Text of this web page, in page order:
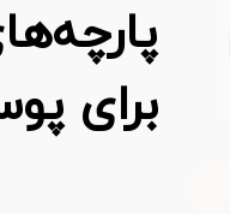
برای